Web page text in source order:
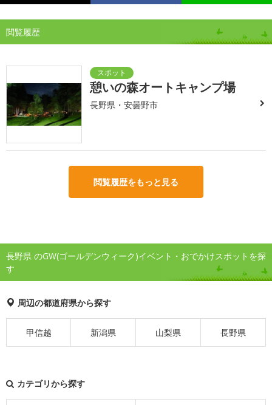
閲覧履歴
憩いの森オートキャンプ場
長野県・安曇野市
閲覧履歴をもっと見る
長野県 のGW(ゴールデンウィーク)イベント・おでかけスポットを探
す
周辺の都道府県から探す
甲信越 新潟県 山梨県 長野県
カテゴリから探す